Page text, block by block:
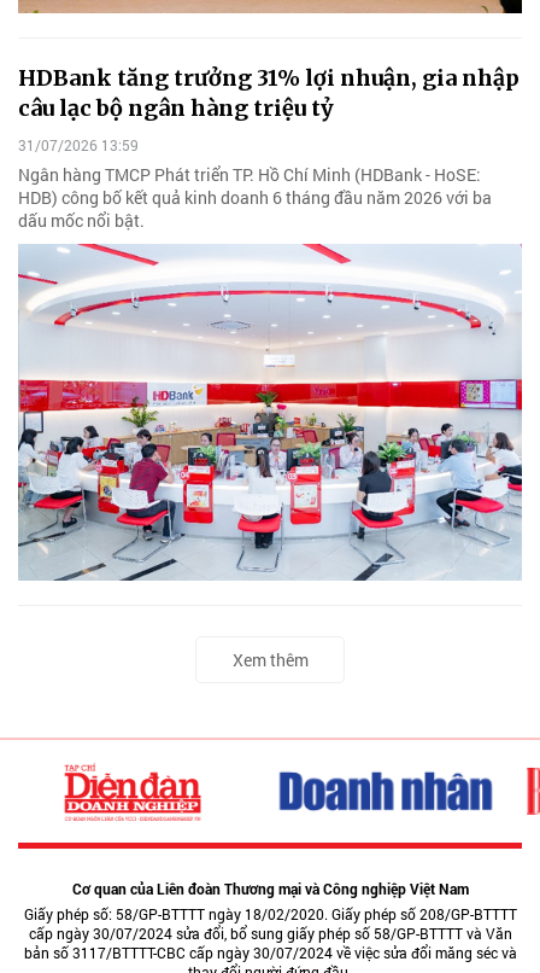
HDBank tăng trưởng 31% lợi nhuận, gia nhập
câu lạc bộ ngân hàng triệu tỷ
31/07/2026 13:59
Ngân hàng TMCP Phát triển TP. Hồ Chí Minh (HDBank - HoSE:
HDB) công bố kết quả kinh doanh 6 tháng đầu năm 2026 với ba
dấu mốc nổi bật.
Xem thêm
Cơ quan của Liên đoàn Thương mại và Công nghiệp Việt Nam
Giấy phép số: 58/GP-BTTTT ngày 18/02/2020. Giấy phép số 208/GP-BTTTT
cấp ngày 30/07/2024 sửa đổi, bổ sung giấy phép số 58/GP-BTTTT và Văn
bản số 3117/BTTTT-CBC cấp ngày 30/07/2024 về việc sửa đổi măng séc và